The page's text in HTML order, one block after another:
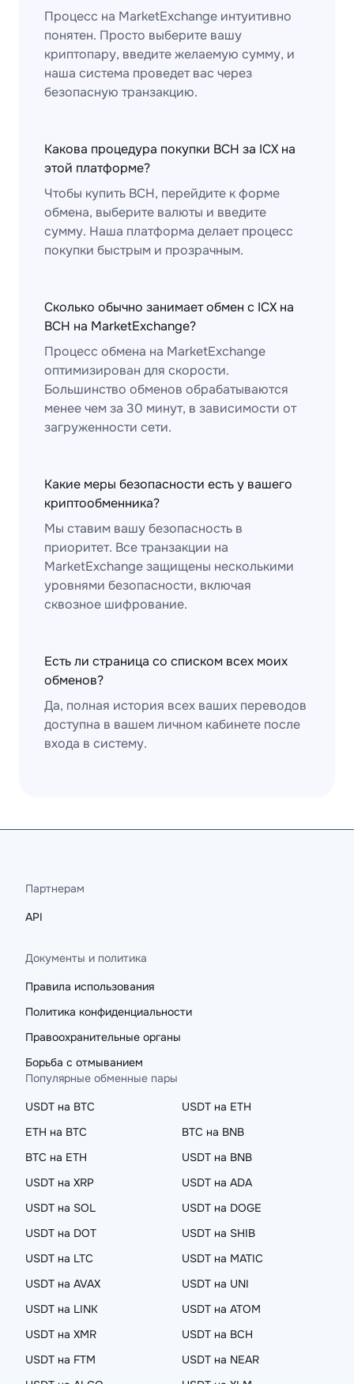
Процесс на MarketExchange интуитивно
понятен. Просто выберите вашу
криптопару, введите желаемую сумму, и
наша система проведет вас через
безопасную транзакцию.
Какова процедура покупки BCH за ICX на
этой платформе?
Чтобы купить BCH, перейдите к форме
обмена, выберите валюты и введите
сумму. Наша платформа делает процесс
покупки быстрым и прозрачным.
Сколько обычно занимает обмен с ICX на
BCH на MarketExchange?
Процесс обмена на MarketExchange
оптимизирован для скорости.
Большинство обменов обрабатываются
менее чем за 30 минут, в зависимости от
загруженности сети.
Какие меры безопасности есть у вашего
криптообменника?
Мы ставим вашу безопасность в
приоритет. Все транзакции на
MarketExchange защищены несколькими
уровнями безопасности, включая
сквозное шифрование.
Есть ли страница со списком всех моих
обменов?
Да, полная история всех ваших переводов
доступна в вашем личном кабинете после
входа в систему.
Партнерам
API
Документы и политика
Правила использования
Политика конфиденциальности
Правоохранительные органы
Борьба с отмыванием
Популярные обменные пары
USDT на BTC
USDT на ETH
ETH на BTC
BTC на BNB
BTC на ETH
USDT на BNB
USDT на XRP
USDT на ADA
USDT на SOL
USDT на DOGE
USDT на DOT
USDT на SHIB
USDT на LTC
USDT на MATIC
USDT на AVAX
USDT на UNI
USDT на LINK
USDT на ATOM
USDT на XMR
USDT на BCH
USDT на FTM
USDT на NEAR